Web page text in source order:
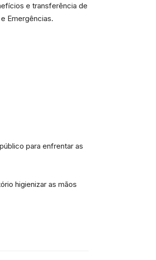
e transferência de
Emergências.
para enfrentar as
higienizar as mãos